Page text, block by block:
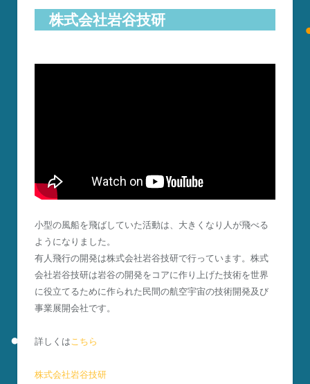
株式会社岩谷技研
小型の風船を飛ばしていた活動は、大きくなり人が飛べる
ようになりました。
有人飛行の開発は株式会社岩谷技研で行っています。株式
会社岩谷技研は岩谷の開発をコアに作り上げた技術を世界
に役立てるために作られた民間の航空宇宙の技術開発及び
事業展開会社です。
詳しくはこちら
株式会社岩谷技研